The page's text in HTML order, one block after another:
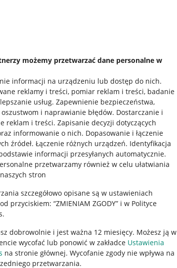
możemy przetwarzać dane personalne w
informacji na urządzeniu lub dostęp do nich.
reklamy i treści, pomiar reklam i treści, badanie
usług. Zapewnienie bezpieczeństwa,
i naprawianie błędów. Dostarczanie i
reklam i treści. Zapisanie decyzji dotyczących
informowanie o nich. Dopasowanie i łączenie
źródeł. Łączenie różnych urządzeń. Identyfikacja
informacji przesyłanych automatycznie.
przetwarzamy również w celu ułatwiania
stron
szczegółowo opisane są w ustawieniach
przyciskiem: “ZMIENIAM ZGODY” i w Polityce
dobrowolnie i jest ważna 12 miesięcy. Możesz ją w
wycofać lub ponowić w zakładce Ustawienia
na stronie głównej. Wycofanie zgody nie wpływa na
przetwarzania.
Pobierz aplikację